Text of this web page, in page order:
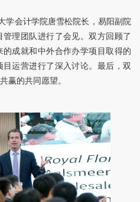
学会计学院唐雪松院长，易阳副院
理团队进行了会见。双方回顾了
成就和中外合作办学项目取得的
运营进行了深入讨论。最后，双
赢的共同愿望。